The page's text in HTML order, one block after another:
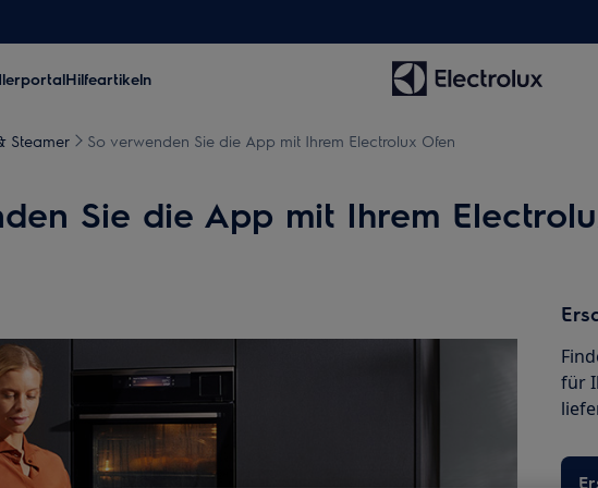
Hilfeartikeln
Steamer So verwenden Sie die App mit Ihrem Electrolux Ofen
Sie die App mit Ihrem
für